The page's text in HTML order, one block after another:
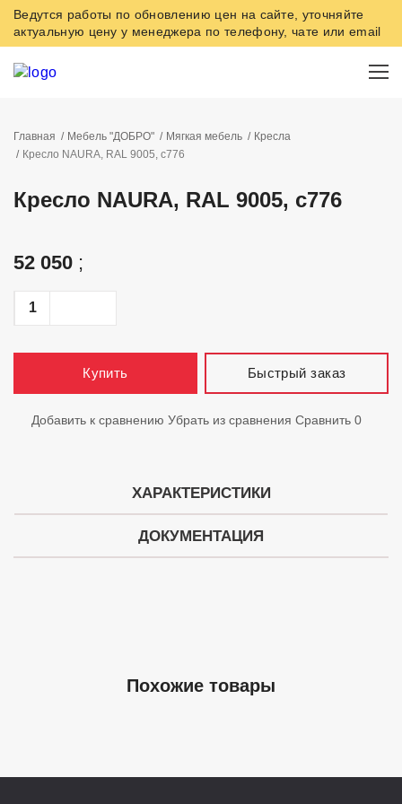
Ведутся работы по обновлению цен на сайте, уточняйте
актуальную цену у менеджера по телефону, чате или email
Главная Мебель "ДОБРО" Мягкая мебель
Кресла
Кресло NAURA, RAL 9005, c776
Кресло NAURA, RAL 9005, c776
52 050 ;
Купить Быстрый заказ
Добавить к сравнению Убрать из сравнения Сравнить 0
ХАРАКТЕРИСТИКИ
ДОКУМЕНТАЦИЯ
Похожие товары